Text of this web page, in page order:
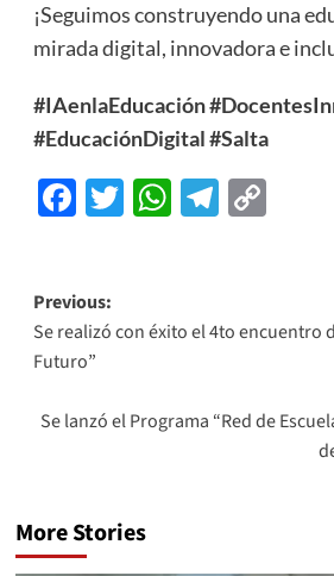
¡Seguimos construyendo una
mirada digital, innovadora e
#IAenlaEducación
#EducaciónDigital#Salta
Facebook
Twitter
WhatsApp
Copy
Previous:
Se realizó con éxito el 4to encuentro
Futuro”
Se lanzó el Programa “Red de
More Stories